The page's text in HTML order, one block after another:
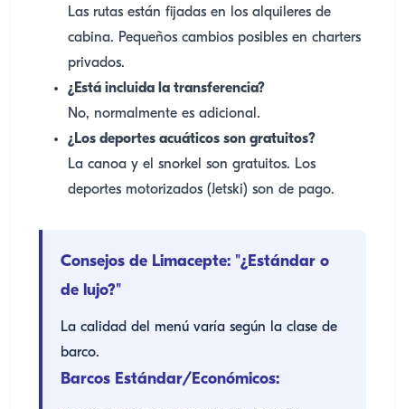
Las rutas están fijadas en los alquileres de
cabina. Pequeños cambios posibles en charters
privados.
¿Está incluida la transferencia?
No, normalmente es adicional.
¿Los deportes acuáticos son gratuitos?
La canoa y el snorkel son gratuitos. Los
deportes motorizados (Jetski) son de pago.
Consejos de Limacepte: "¿Estándar o
de lujo?"
La calidad del menú varía según la clase de
barco.
Barcos Estándar/Económicos: